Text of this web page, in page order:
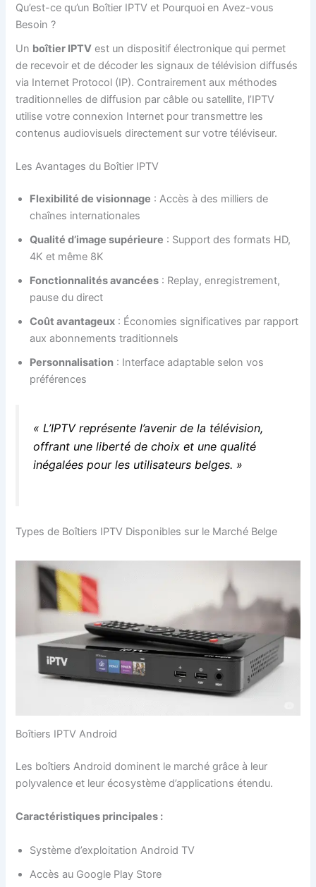
Qu’est-ce qu’un Boîtier IPTV et Pourquoi en Avez-vous
Besoin ?
Un boîtier IPTV est un dispositif électronique qui permet
de recevoir et de décoder les signaux de télévision diffusés
via Internet Protocol (IP). Contrairement aux méthodes
traditionnelles de diffusion par câble ou satellite, l’IPTV
utilise votre connexion Internet pour transmettre les
contenus audiovisuels directement sur votre téléviseur.
Les Avantages du Boîtier IPTV
Flexibilité de visionnage : Accès à des milliers de
chaînes internationales
Qualité d’image supérieure : Support des formats HD,
4K et même 8K
Fonctionnalités avancées : Replay, enregistrement,
pause du direct
Coût avantageux : Économies significatives par rapport
aux abonnements traditionnels
Personnalisation : Interface adaptable selon vos
préférences
« L’IPTV représente l’avenir de la télévision,
offrant une liberté de choix et une qualité
inégalées pour les utilisateurs belges. »
Types de Boîtiers IPTV Disponibles sur le Marché Belge
Boîtiers IPTV Android
Les boîtiers Android dominent le marché grâce à leur
polyvalence et leur écosystème d’applications étendu.
Caractéristiques principales :
Système d’exploitation Android TV
Accès au Google Play Store